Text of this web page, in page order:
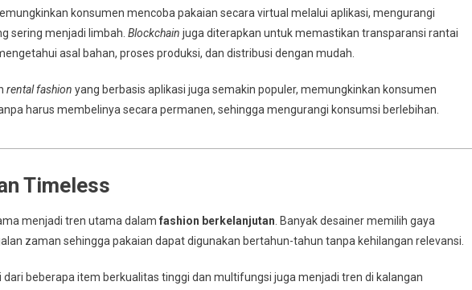
konsumen mencoba pakaian secara virtual melalui aplikasi, mengurangi
sering menjadi limbah. Blockchain juga diterapkan untuk memastikan transparansi rantai
asal bahan, proses produksi, dan distribusi dengan mudah.
rental fashion yang berbasis aplikasi juga semakin populer, memungkinkan konsumen
harus membelinya secara permanen, sehingga mengurangi konsumsi berlebihan.
Timeless
menjadi tren utama dalam fashion berkelanjutan. Banyak desainer memilih gaya
zaman sehingga pakaian dapat digunakan bertahun-tahun tanpa kehilangan relevansi.
dari beberapa item berkualitas tinggi dan multifungsi juga menjadi tren di kalangan